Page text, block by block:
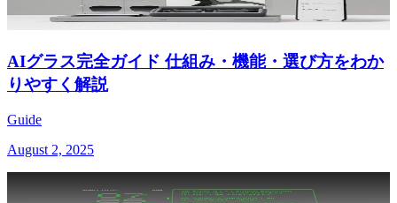
AIグラス完全ガイド 仕組み・機能・選び方をわか
りやすく解説
Guide
August 2, 2025